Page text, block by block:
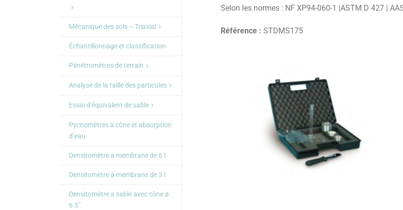
Selon les normes : NF XP94-060-1 |ASTM D 427 |
Référence : STDMS175
Mécanique des sols – Triaxial
Échantillonnage et classification
Pénétromètres de terrain
Analyse de la taille des particules
Essai d’équivalent de sable
Pycnomètres à cône et absorption
d’eau
Densitomètre a membrane de 6 l
Densitomètre à membrane de 3 l
Densitomètre a sable avec cône ø
6.5″